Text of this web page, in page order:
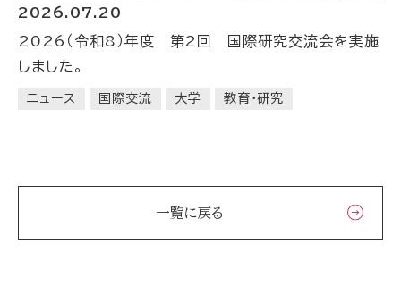
2026.07.20
2026（令和8）年度 第2回 国際研究交流会を実施
しました。
ニュース 国際交流 大学 教育・研究
一覧に戻る